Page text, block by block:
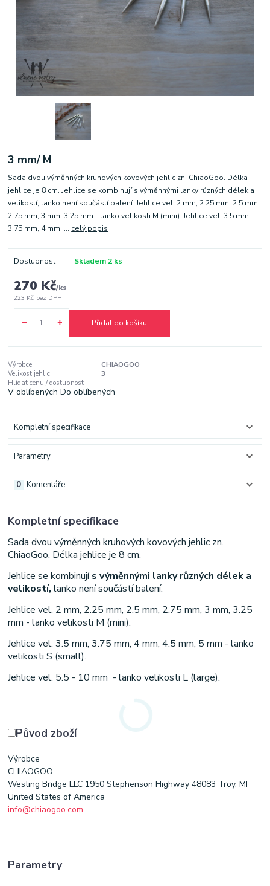
3 mm/ M
Sada dvou výměnných kruhových kovových jehlic zn. ChiaoGoo. Délka
jehlice je 8 cm. Jehlice se kombinují s výměnnými lanky různých délek a
velikostí, lanko není součástí balení. Jehlice vel. 2 mm, 2.25 mm, 2.5 mm,
2.75 mm, 3 mm, 3.25 mm - lanko velikosti M (mini). Jehlice vel. 3.5 mm,
3.75 mm, 4 mm, ... celý popis
Dostupnost Skladem 2 ks
270 Kč/ks
223 Kč bez DPH
Přidat do košíku
Výrobce:
CHIAOGOO
Velikost jehlic:
3
Hlídat cenu / dostupnost
V oblíbenýchDo oblíbených
Kompletní specifikace
Parametry
Komentáře
0
Kompletní specifikace
Sada dvou výměnných kruhových kovových jehlic zn.
ChiaoGoo. Délka jehlice je 8 cm.
Jehlice se kombinujís výměnnými lanky různých délek a
velikostí,lanko není součástí balení.
Jehlice vel. 2 mm, 2.25 mm, 2.5 mm, 2.75 mm, 3 mm, 3.25
mm - lanko velikosti M (mini).
Jehlice vel. 3.5 mm, 3.75 mm, 4 mm, 4.5 mm, 5 mm - lanko
velikosti S (small).
Jehlice vel. 5.5 - 10 mm - lanko velikosti L (large).
Původ zboží
Výrobce
CHIAOGOO
Westing Bridge LLC 1950 Stephenson Highway 48083 Troy, MI
United States of America
info@chiaogoo.com
Parametry